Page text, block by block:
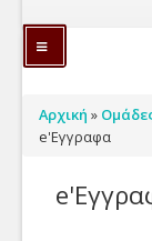
eΓραμματεία
Γνωσιακή
Είστε εδώ
Αρχική »
e'Εγγραφα